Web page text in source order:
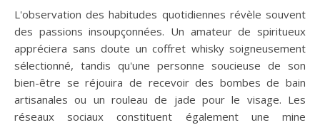
L'observation des habitudes quotidiennes révèle souvent
des passions insoupçonnées. Un amateur de spiritueux
appréciera sans doute un coffret whisky soigneusement
sélectionné, tandis qu'une personne soucieuse de son
bien-être se réjouira de recevoir des bombes de bain
artisanales ou un rouleau de jade pour le visage. Les
réseaux sociaux constituent également une mine